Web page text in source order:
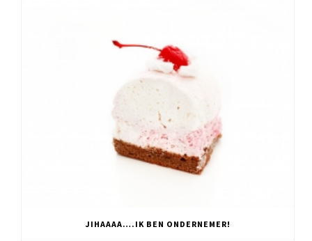
JIHAAAA….IK BEN ONDERNEMER!